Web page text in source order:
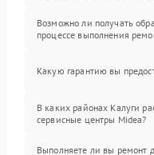
Возможно ли получать
процессе выполнения
Какую гарантию вы
В каких районах Калуги
сервисные центры Midea?
Выполняете ли вы ремонт